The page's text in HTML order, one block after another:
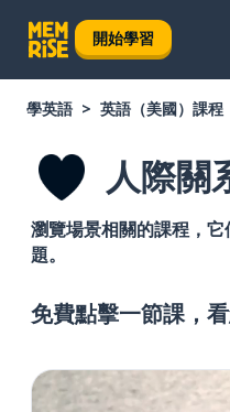
開始學習
學英語 英語（美國）課程
人際關
瀏覽場景相關的課程，
題。
免費點擊一節課，